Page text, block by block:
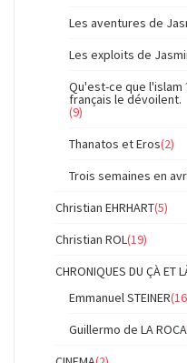
Les aventures de
Les exploits de
Qu'est-ce que l'islam
français le dévoilent.
(9)
Thanatos et Eros(2)
Trois semaines en
Christian EHRHART(5)
Christian ROL(19)
CHRONIQUES DU ÇÀ ET
Emmanuel STEINER
Guillermo de LA ROCA